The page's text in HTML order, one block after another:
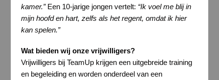
kamer.”Een 10-jarige jongen vertelt: “Ik voel me blij in
mijn hoofd en hart, zelfs als het regent, omdat ik hier
kan spelen.”
Wat bieden wij onze vrijwilligers?
Vrijwilligers bij TeamUp krijgen een uitgebreide training
en begeleiding en worden onderdeel van een